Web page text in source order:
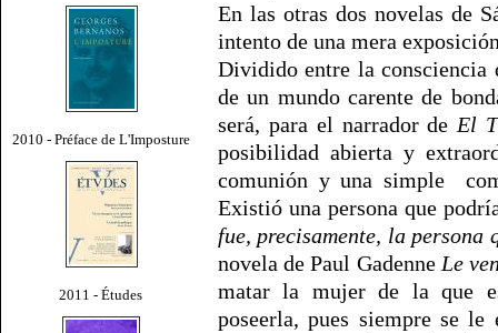
2010 - Préface de L'Imposture
2011 - Études
En las otras dos novelas de
intento de una mera
Dividido entre la consciencia
de un mundo carente de
será, para el narrador de El
posibilidad abierta y
comunión y una simple
Existió una persona que
fue, precisamente, la persona
novela de Paul Gadenne Le
matar la mujer de la que
poseerla, pues siempre se